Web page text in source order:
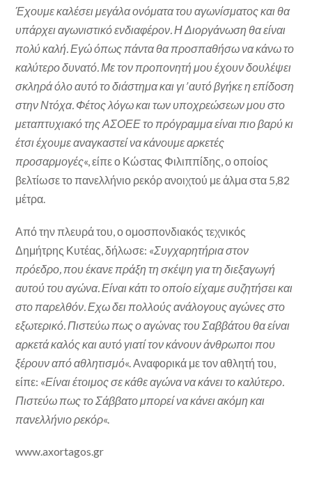
Έχουμε καλέσει μεγάλα ονόματα του αγωνίσματος και θα
υπάρχει αγωνιστικό ενδιαφέρον. Η Διοργάνωση θα είναι
πολύ καλή. Εγώ όπως πάντα θα προσπαθήσω να κάνω το
καλύτερο δυνατό. Με τον προπονητή μου έχουν δουλέψει
σκληρά όλο αυτό το διάστημα και γι’ αυτό βγήκε η επίδοση
στην Ντόχα. Φέτος λόγω και των υποχρεώσεων μου στο
μεταπτυχιακό της ΑΣΟΕΕ το πρόγραμμα είναι πιο βαρύ κι
έτσι έχουμε αναγκαστεί να κάνουμε αρκετές
προσαρμογές«, είπε ο Κώστας Φιλιππίδης, ο οποίος
βελτίωσε το πανελλήνιο ρεκόρ ανοιχτού με άλμα στα 5,82
μέτρα.
Από την πλευρά του, ο ομοσπονδιακός τεχνικός
Δημήτρης Κυτέας, δήλωσε: «Συγχαρητήρια στον
πρόεδρο, που έκανε πράξη τη σκέψη για τη διεξαγωγή
αυτού του αγώνα. Είναι κάτι το οποίο είχαμε συζητήσει και
στο παρελθόν. Εχω δει πολλούς ανάλογους αγώνες στο
εξωτερικό. Πιστεύω πως ο αγώνας του Σαββάτου θα είναι
αρκετά καλός και αυτό γιατί τον κάνουν άνθρωποι που
ξέρουν από αθλητισμό«. Αναφορικά με τον αθλητή του,
είπε: «Είναι έτοιμος σε κάθε αγώνα να κάνει το καλύτερο.
Πιστεύω πως το Σάββατο μπορεί να κάνει ακόμη και
πανελλήνιο ρεκόρ«.
www.axortagos.gr